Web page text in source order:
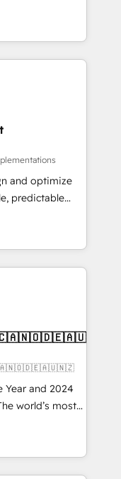
🧩
en
CRM et
over 115
revops,
- USA
and optimize
predictable
RevOps
- building
need to
IT (MSP) -
and portal
architecture,
integrations
through the
the right
Year and 2024
world’s most
Solutions
and NAM,
and